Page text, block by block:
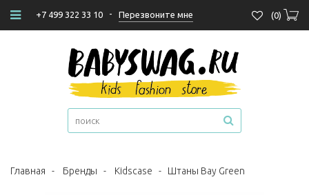
+7 499 322 33 10 - Перезвоните мне (0)
Главная - Бренды - Kidscase - Штаны Bay Green